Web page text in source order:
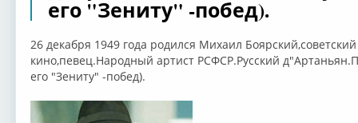
его "Зениту" -побед).
26 декабря 1949 года родился Михаил
кино,певец.Народный артист РСФСР.Русский
его "Зениту" -побед).